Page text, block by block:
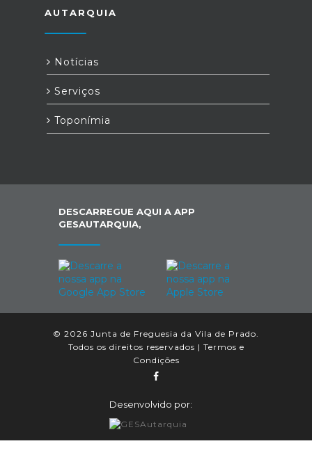
AUTARQUIA
Notícias
Serviços
Toponímia
DESCARREGUE AQUI A APP
GESAUTARQUIA,
© 2026 Junta de Freguesia da Vila de Prado.
Todos os direitos reservados | Termos e
Condições
Desenvolvido por: